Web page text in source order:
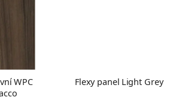
WPC Flexy panel Light Grey